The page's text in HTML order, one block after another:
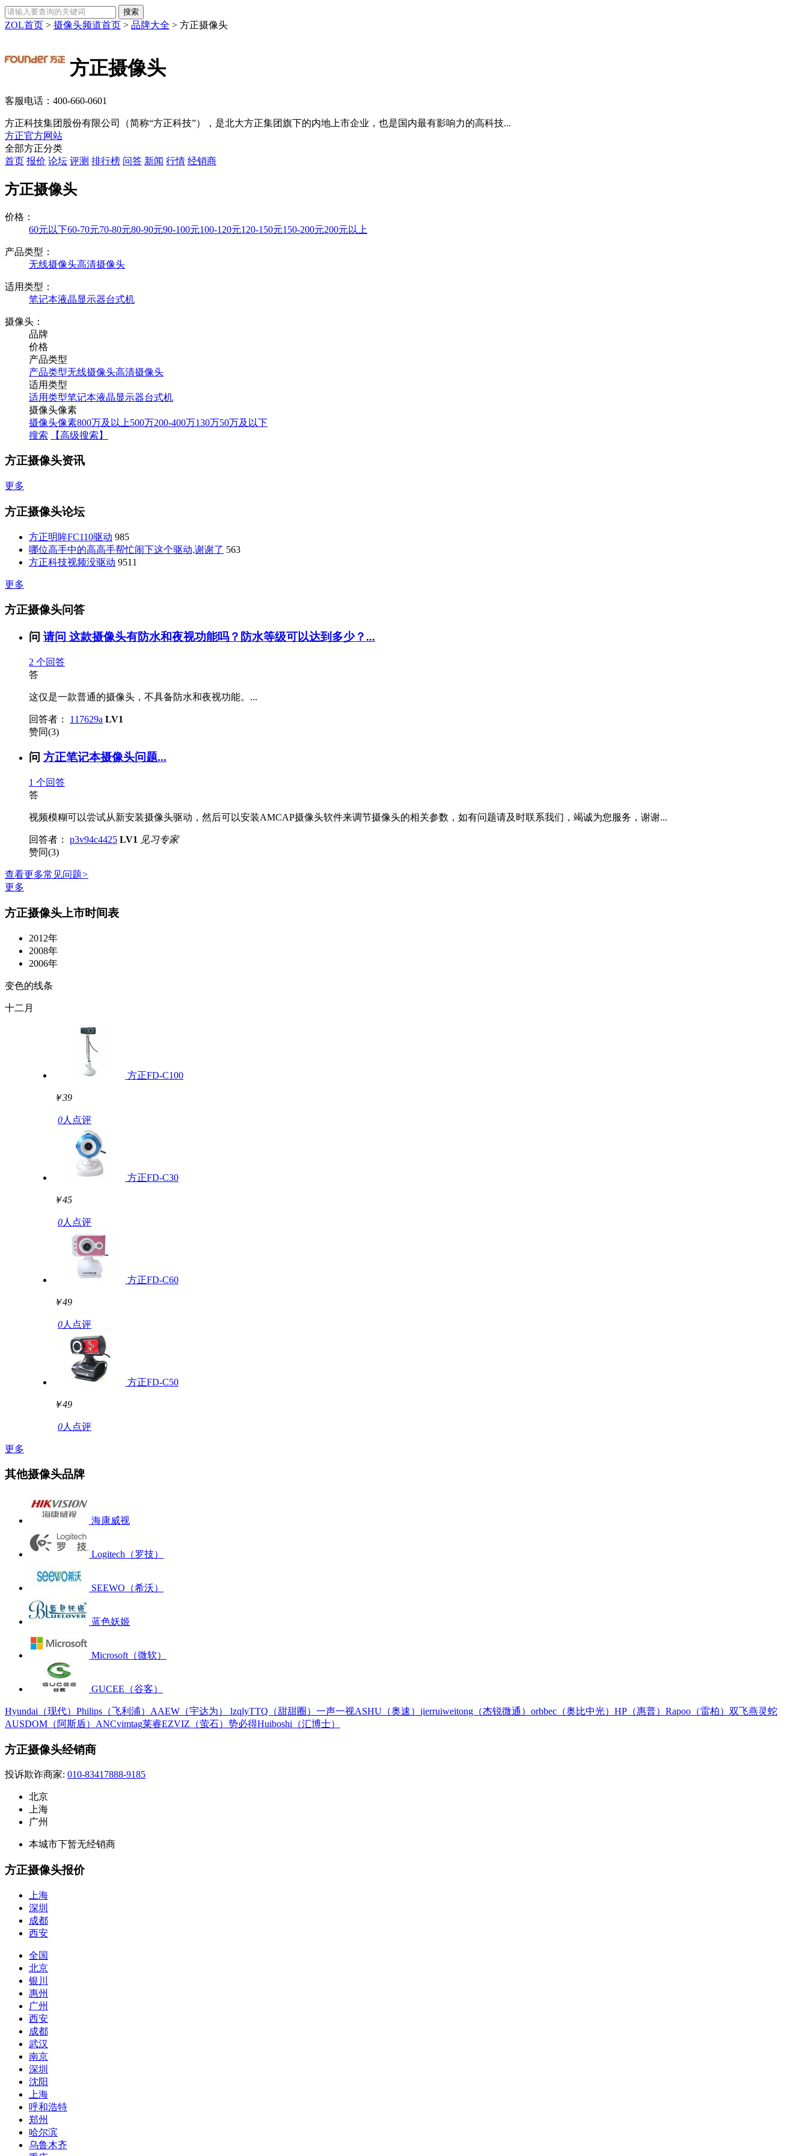
ZOL首页 > 摄像头频道首页 > 品牌大全 > 方正摄像头
方正摄像头
客服电话： 400-660-0601
方正科技集团股份有限公司（简称“方正科技”），是北大方正集团旗下的内地上市企业，也是国内最有影响力的高科技...
方正官方网站
全部方正分类
首页 报价 论坛 评测 排行榜 问答 新闻 行情 经销商
方正摄像头
价格：
60元以下60-70元70-80元80-90元90-100元100-120元120-150元150-200元200元以上
产品类型：
无线摄像头高清摄像头
适用类型：
笔记本液晶显示器台式机
摄像头：
品牌
价格
产品类型
产品类型无线摄像头高清摄像头
适用类型
适用类型笔记本液晶显示器台式机
摄像头像素
摄像头像素800万及以上500万200-400万130万50万及以下
搜索
【高级搜索】
方正摄像头资讯
更多
方正摄像头论坛
方正明眸FC110驱动 985
哪位高手中的高高手帮忙闹下这个驱动,谢谢了 563
方正科技视频没驱动 9511
更多
方正摄像头问答
问 请问 这款摄像头有防水和夜视功能吗？防水等级可以达到多少？...
2 个回答
答
这仅是一款普通的摄像头，不具备防水和夜视功能。...
回答者： 117629a LV1
赞同(3)
问 方正笔记本摄像头问题...
1 个回答
答
视频模糊可以尝试从新安装摄像头驱动，然后可以安装AMCAP摄像头软件来调节摄像头的相关参数，如有问题请及时联系我们，竭诚为您服务，谢谢...
回答者： p3v94c4425 LV1 见习专家
赞同(3)
查看更多常见问题>
更多
方正摄像头上市时间表
2012年
2008年
2006年
变色的线条
十二月
方正FD-C100
￥39
0人点评
方正FD-C30
￥45
0人点评
方正FD-C60
￥49
0人点评
方正FD-C50
￥49
0人点评
更多
其他摄像头品牌
海康威视
Logitech（罗技）
SEEWO（希沃）
蓝色妖姬
Microsoft（微软）
GUCEE（谷客）
Hyundai（现代） Philips（飞利浦） AAEW（宇达为） lzqlyTTQ（甜甜圈） 一声一视ASHU（奥速） jierruiweitong（杰锐微通） orbbec（奥比中光） HP（惠普） Rapoo（雷柏） 双飞燕灵蛇
AUSDOM（阿斯盾） ANCvimtag莱睿EZVIZ（萤石） 势必得Huiboshi（汇博士）
方正摄像头经销商
投诉欺诈商家: 010-83417888-9185
北京
上海
广州
本城市下暂无经销商
方正摄像头报价
上海
深圳
成都
西安
全国
北京
银川
惠州
广州
西安
成都
武汉
南京
深圳
沈阳
上海
呼和浩特
郑州
哈尔滨
乌鲁木齐